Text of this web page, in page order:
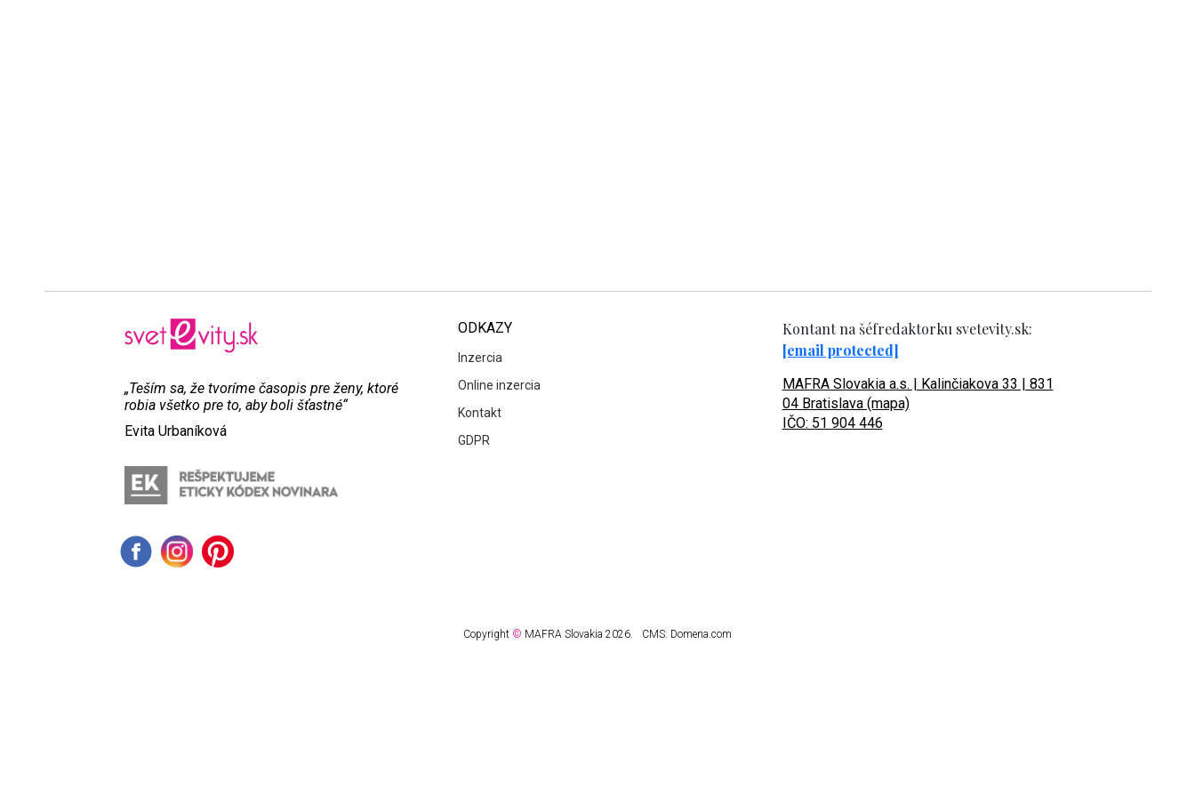
„Teším sa, že tvoríme časopis pre ženy, ktoré
robia všetko pre to, aby boli šťastné“
Evita Urbaníková
ODKAZY
Inzercia
Online inzercia
Kontakt
GDPR
Kontant na šéfredaktorku svetevity.sk:
[email protected]
MAFRA Slovakia a.s. | Kalinčiakova 33 | 831
04 Bratislava (mapa)
IČO: 51 904 446
Copyright © MAFRA Slovakia 2026. CMS: Domena.com